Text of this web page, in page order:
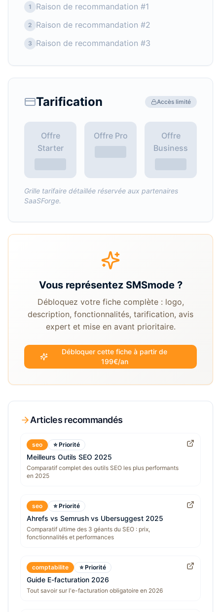
1 Raison de recommandation #1
2 Raison de recommandation #2
3 Raison de recommandation #3
Tarification Accès limité
Offre
Starter
Offre Pro
Offre
Business
Grille tarifaire détaillée réservée aux partenaires
SaaSForge.
Vous représentez SMSmode?
Débloquez votre fiche complète : logo,
description, fonctionnalités, tarification, avis
expert et mise en avant prioritaire.
Débloquer cette fiche à partir de
199€/an
Articles recommandés
seo ⭐ Priorité
Meilleurs Outils SEO 2025
Comparatif complet des outils SEO les plus performants
en 2025
seo ⭐ Priorité
Ahrefs vs Semrush vs Ubersuggest 2025
Comparatif ultime des 3 géants du SEO : prix,
fonctionnalités et performances
comptabilite ⭐ Priorité
Guide E-facturation 2026
Tout savoir sur l'e-facturation obligatoire en 2026